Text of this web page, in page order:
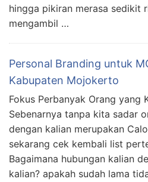
hingga pikiran merasa sedikit
mengambil …
Personal Branding untuk
Kabupaten Mojokerto
Fokus Perbanyak Orang yang
Sebenarnya tanpa kita sadar
dengan kalian merupakan
sekarang cek kembali list
Bagaimana hubungan kalian
kalian? apakah sudah lama